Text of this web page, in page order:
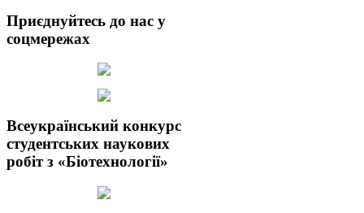
Приєднуйтесь до нас у
соцмережах
Всеукраїнський конкурс
студентських наукових
робіт з «Біотехнології»